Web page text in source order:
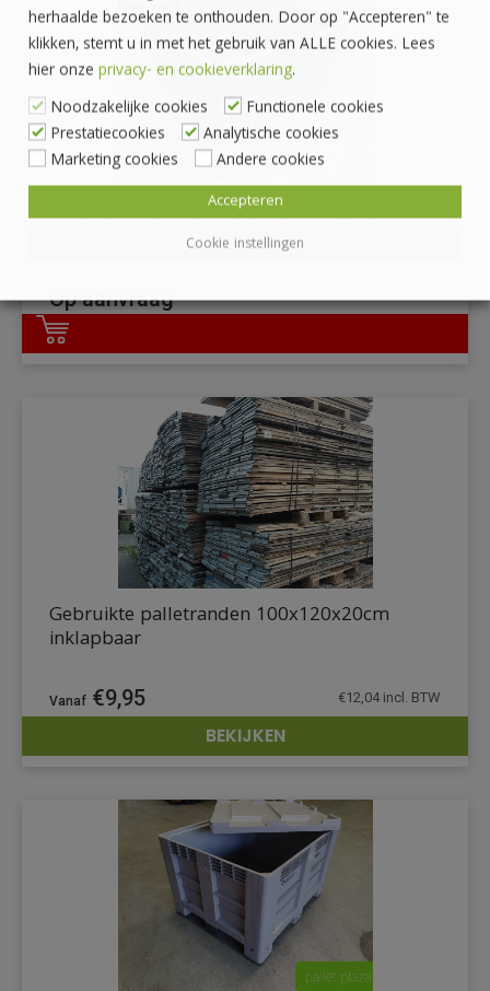
DETAILS
Gebruikte kunststof vouwbare palletbox
Op aanvraag
DETAILS
Gebruikte palletranden 100x120x20cm
inklapbaar
€9,95 €12,04 incl. BTW
BEKIJKEN
herhaalde bezoeken te onthouden. Door op "Accepteren" te
klikken, stemt u in met het gebruik van ALLE cookies. Lees
hier onze privacy- en cookieverklaring.
Noodzakelijke cookies
Functionele cookies
Prestatiecookies
Analytische cookies
Marketing cookies
Andere cookies
Cookie instellingen
Accepteren